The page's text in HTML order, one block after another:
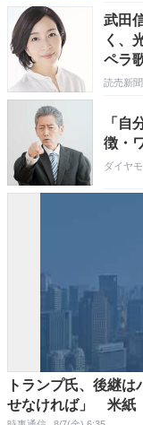
武田
く、
ペラ
読売新
「自
徴・
ダイヤ
トランプ氏、後継
せなければ」 米紙